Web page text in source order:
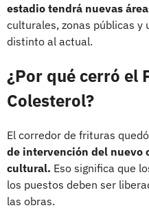
estadio tendrá nuevas
culturales, zonas públicas y
distinto al actual.
¿Por qué cerró el
Colesterol?
El corredor de frituras
de intervención del nuevo
cultural. Eso significa que
los puestos deben ser
las obras.